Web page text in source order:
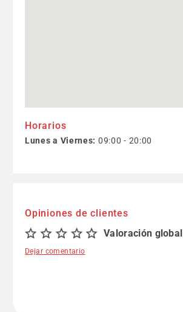
Horarios
Lunes a Viernes: 09:00 - 20:00
Opiniones de clientes
Valoración global
Dejar comentario